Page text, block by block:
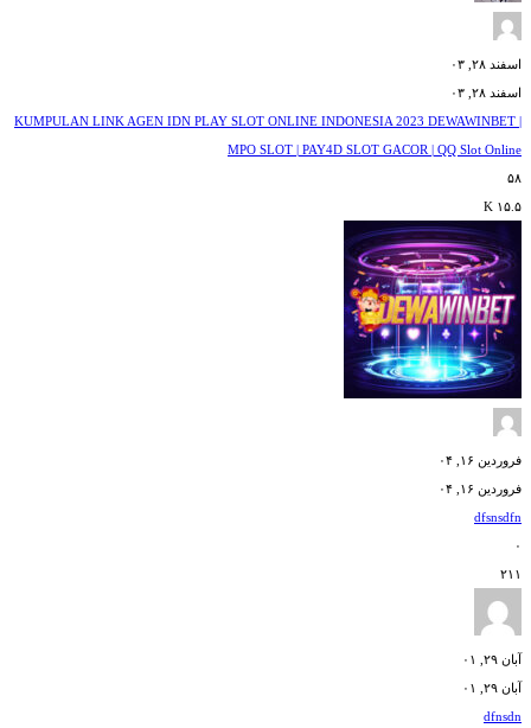
اسفند ۲۸, ۰۳
اسفند ۲۸, ۰۳
KUMPULAN LINK AGEN IDN PLAY SLOT ONLINE INDONESIA 2023 DEWAWINBET |
MPO SLOT | PAY4D SLOT GACOR | QQ Slot Online
۵۸
۱۵.۵ K
فروردین ۱۶, ۰۴
فروردین ۱۶, ۰۴
dfsnsdfn
۰
۲۱۱
آبان ۲۹, ۰۱
آبان ۲۹, ۰۱
dfnsdn